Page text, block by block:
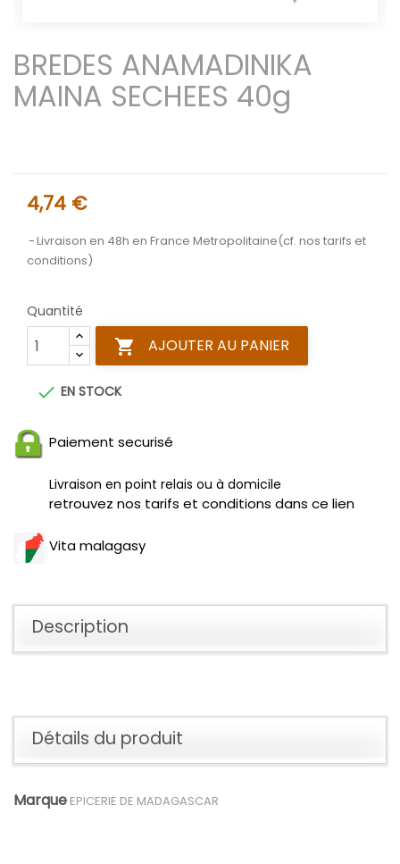
BREDES ANAMADINIKA
MAINA SECHEES 40g
4,74 €
Livraison en 48h en France Metropolitaine(cf. nos tarifs et
conditions)
Quantité
 AJOUTER AU PANIER
 EN STOCK
Paiement securisé
Livraison en point relais ou à domicile
retrouvez nos tarifs et conditions dans ce lien
Vita malagasy
Description
Détails du produit
Marque EPICERIE DE MADAGASCAR